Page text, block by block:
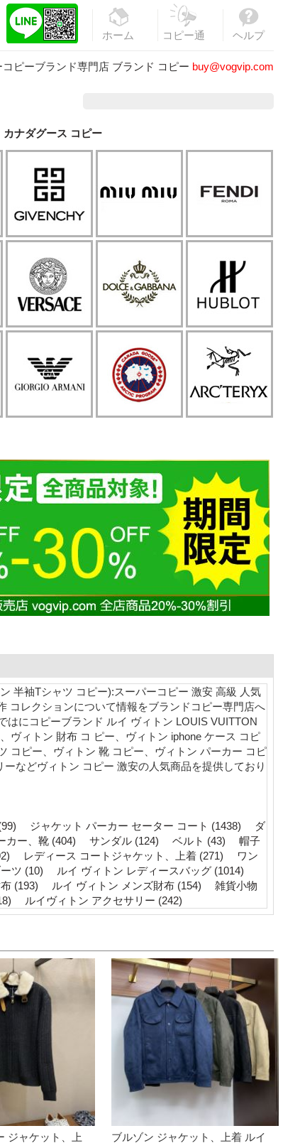
ホーム
コピー通
ヘルプ
コピーブランド専門店 ブランド コピー buy@vogvip.com
カナダグース コピー
半袖Tシャツ コピー):スーパーコピー 激安 高級 人気
コレクションについて情報をブランドコピー専門店へ
にコピーブランド ルイ ヴィトン LOUIS VUITTON
ヴィトン 財布 コ ピー、ヴィトン iphone ケース コピ
コピー、ヴィトン 靴 コピー、ヴィトン パーカー コピ
などヴィトン コピー 激安の人気商品を提供しており
ジャケット パーカー セーター コート (1438)
ダ
カー、靴 (404) サンダル (124) ベルト (43)
帽子
レディース コートジャケット、上着 (271)
ワン
ツ (10)
ルイ ヴィトン レディースバッグ (1014)
(193) ルイ ヴィトン メンズ財布 (154)
雑貨小物
ルイヴィトン アクセサリー (242)
ジャケット、上
ブルゾン ジャケット、上着 ルイ